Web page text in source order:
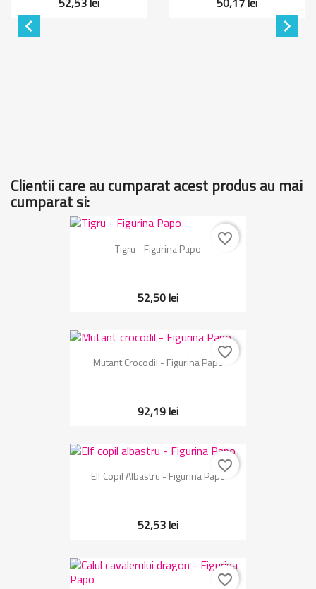
 
Clientii care au cumparat acest produs au mai
cumparat si:
Tigru - Figurina Papo
52,50 lei
favorite_border
Mutant Crocodil - Figurina Papo
92,19 lei
favorite_border
Elf Copil Albastru - Figurina Papo
52,53 lei
favorite_border
favorite_border